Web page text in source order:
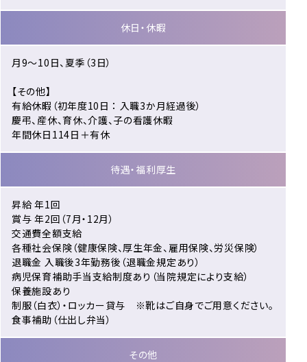
休日・休暇
月9～10日、夏季（3日）
【その他】
有給休暇（初年度10日 ： 入職3か月経過後）
慶弔、産休、育休、介護、子の看護休暇
年間休日114日＋有休
待遇・福利厚生
昇給 年1回
賞与 年2回（7月・12月）
交通費全額支給
各種社会保険（健康保険、厚生年金、雇用保険、労災保険）
退職金 入職後3年勤務後（退職金規定あり）
病児保育補助手当支給制度あり（当院規定により支給）
保養施設あり
制服（白衣）・ロッカー貸与 ※靴はご自身でご用意ください。
食事補助（仕出し弁当）
その他